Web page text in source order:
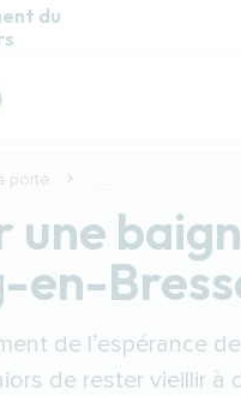
du
porte ...
une
en-
de l’espérance
de rester vieillir à